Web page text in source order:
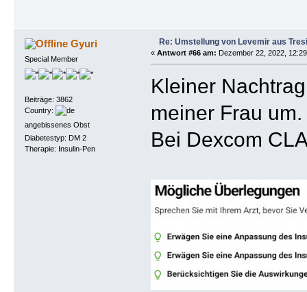
Gyuri
Special Member
Beiträge: 3862
Country:
angebissenes Obst
Diabetestyp: DM 2
Therapie: Insulin-Pen
Re: Umstellung von Levemir aus
« Antwort #66 am: Dezember 22, 2022,
Kleiner
meiner Frau um.
Bei Dexcom